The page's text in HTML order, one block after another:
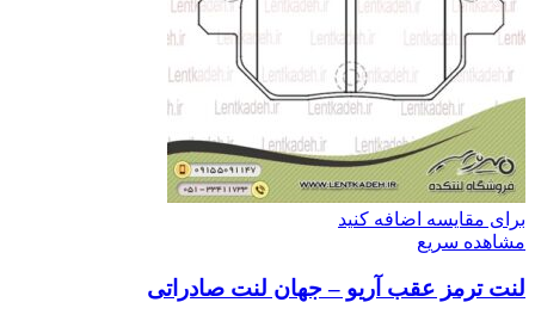
برای مقایسه اضافه کنید
مشاهده سریع
لنت ترمز عقب آریو – جهان لنت صادراتی